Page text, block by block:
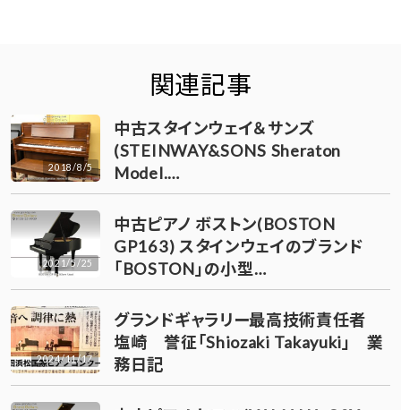
関連記事
2018/8/5
中古スタインウェイ＆サンズ
(STEINWAY&SONS Sheraton
Model.…
2021/5/25
中古ピアノ ボストン(BOSTON
GP163) スタインウェイのブランド
「BOSTON」の小型…
2024/11/17
グランドギャラリー最高技術責任者
塩崎 誉征「Shiozaki Takayuki」 業
務日記